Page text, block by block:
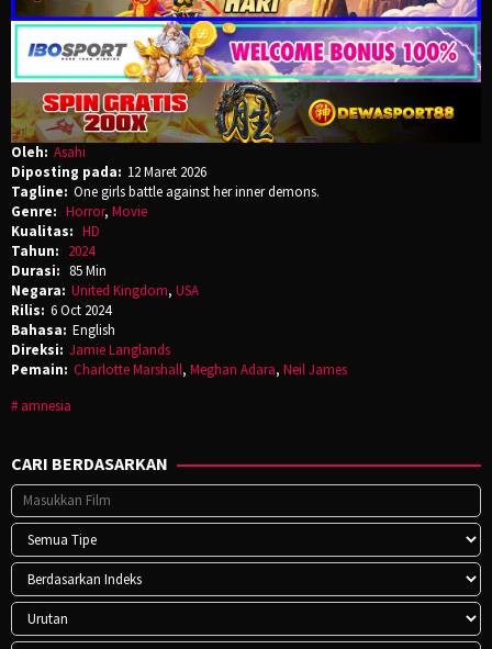
Oleh: Asahi
Diposting pada: 12 Maret 2026
Tagline: One girls battle against her inner demons.
Genre: Horror, Movie
Kualitas: HD
Tahun: 2024
Durasi: 85 Min
Negara: United Kingdom, USA
Rilis: 6 Oct 2024
Bahasa: English
Direksi: Jamie Langlands
Pemain: Charlotte Marshall, Meghan Adara, Neil James
amnesia
CARI BERDASARKAN